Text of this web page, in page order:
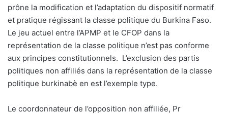
prône la modification et l’adaptation du dispositif normatif
et pratique régissant la classe politique du Burkina Faso.
Le jeu actuel entre l’APMP et le CFOP dans la
représentation de la classe politique n’est pas conforme
aux principes constitutionnels. L’exclusion des partis
politiques non affiliés dans la représentation de la classe
politique burkinabè en est l’exemple type.
Le coordonnateur de l’opposition non affiliée, Pr